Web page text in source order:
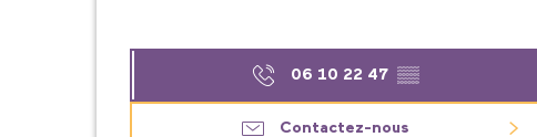
06 10 22 47 ▒▒
Contactez-nous